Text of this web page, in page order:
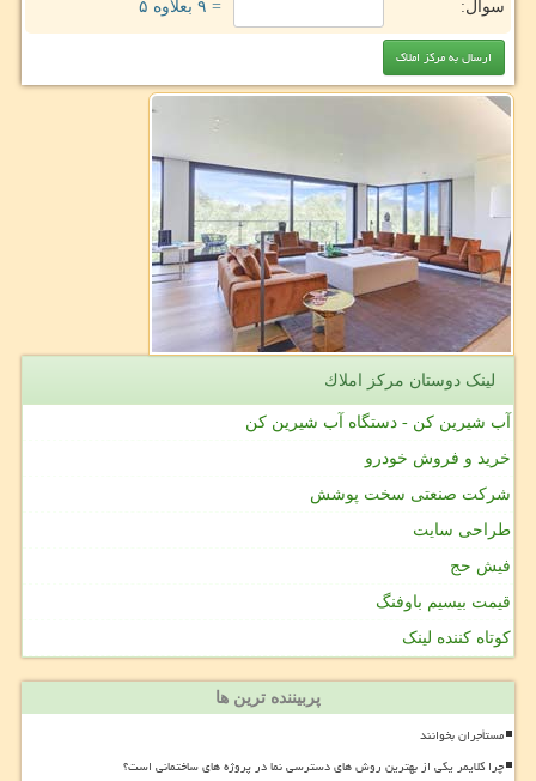
سوال: = ۹ بعلاوه ۵
لینک دوستان مركز املاك
آب شیرین کن - دستگاه آب شیرین کن
خرید و فروش خودرو
شرکت صنعتی سخت پوشش
طراحی سایت
فیش حج
قیمت بیسیم باوفنگ
کوتاه کننده لینک
پربیننده ترین ها
مستأجران بخوانند
چرا کلایمر یکی از بهترین روش های دسترسی نما در پروژه های ساختمانی است؟